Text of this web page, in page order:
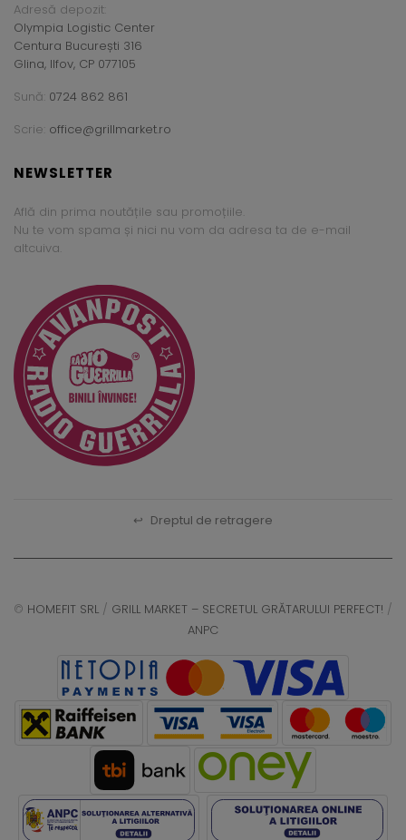
Adresă depozit:
Olympia Logistic Center
Centura București 316
Glina, Ilfov, CP 077105
Sună: 0724 862 861
Scrie: office@grillmarket.ro
NEWSLETTER
Află din prima noutățile sau promoțiile.
Nu te vom spama și nici nu vom da adresa ta de e-mail
altcuiva.
↩ Dreptul de retragere
© HOMEFIT SRL / GRILL MARKET – SECRETUL GRĂTARULUI PERFECT! /
ANPC